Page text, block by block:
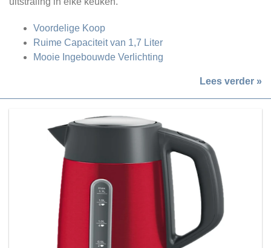
Voordelige Koop
Ruime Capaciteit van 1,7 Liter
Mooie Ingebouwde Verlichting
Lees verder »